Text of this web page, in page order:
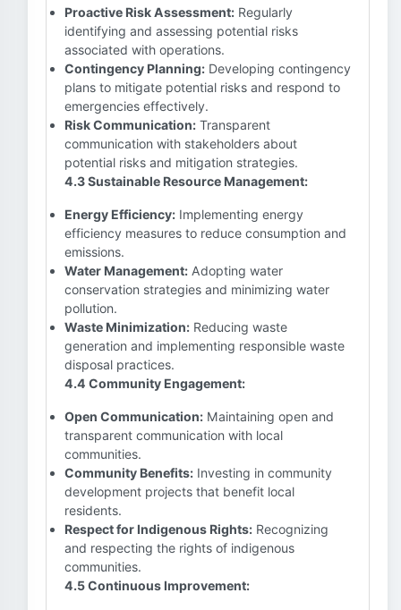
Proactive Risk Assessment: Regularly
identifying and assessing potential risks
associated with operations.
Contingency Planning: Developing contingency
plans to mitigate potential risks and respond to
emergencies effectively.
Risk Communication: Transparent
communication with stakeholders about
potential risks and mitigation strategies.
4.3 Sustainable Resource Management:
Energy Efficiency: Implementing energy
efficiency measures to reduce consumption and
emissions.
Water Management: Adopting water
conservation strategies and minimizing water
pollution.
Waste Minimization: Reducing waste
generation and implementing responsible waste
disposal practices.
4.4 Community Engagement:
Open Communication: Maintaining open and
transparent communication with local
communities.
Community Benefits: Investing in community
development projects that benefit local
residents.
Respect for Indigenous Rights: Recognizing
and respecting the rights of indigenous
communities.
4.5 Continuous Improvement: